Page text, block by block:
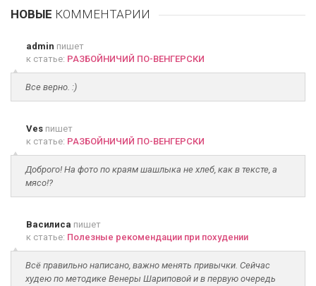
НОВЫЕ КОММЕНТАРИИ
admin пишет
к статье: РАЗБОЙНИЧИЙ ПО-ВЕНГЕРСКИ
Все верно. :)
Ves пишет
к статье: РАЗБОЙНИЧИЙ ПО-ВЕНГЕРСКИ
Доброго! На фото по краям шашлыка не хлеб, как в тексте, а
мясо!?
Василиса пишет
к статье: Полезные рекомендации при похудении
Всё правильно написано, важно менять привычки. Сейчас
худею по методике Венеры Шариповой и в первую очередь